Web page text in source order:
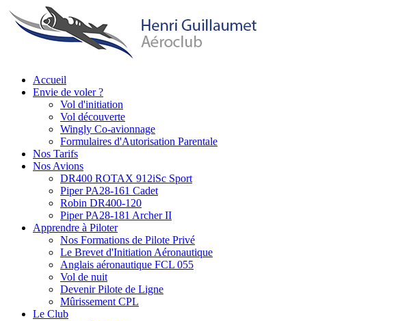
Aller
au
contenu
Main
navigation
Accueil
Envie de voler ?
Vol d'initiation
Vol découverte
Wingly Co-avionnage
Formulaires d'Autorisation Parentale
Nos Tarifs
Nos Avions
DR400 ROTAX 912iSc Sport
Piper PA28-161 Cadet
Robin DR400-120
Piper PA28-181 Archer II
Apprendre à Piloter
Nos Formations de Pilote Privé
Le Brevet d'Initiation Aéronautique
Anglais aéronautique FCL 055
Vol de nuit
Devenir Pilote de Ligne
Mûrissement CPL
Le Club